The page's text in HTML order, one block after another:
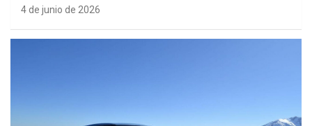
4 de junio de 2026